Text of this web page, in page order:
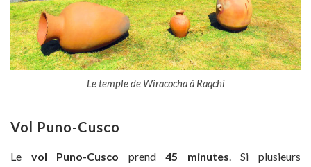
Le temple de Wiracocha à Raqchi
Vol Puno-Cusco
Le vol Puno-Cusco prend45 minutes . Si plusieurs